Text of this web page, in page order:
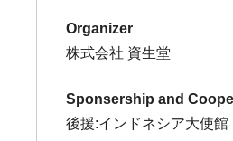
Organizer
株式会社 資生堂
Sponsership and
後援:インドネシア大使館